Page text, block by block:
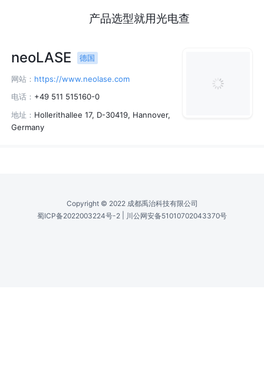
产品选型就用光电查
neoLASE 德国
网站： https://www.neolase.com
电话： +49 511 515160-0
地址： Hollerithallee 17, D-30419, Hannover,
Germany
Copyright © 2022 成都禹治科技有限公司
蜀ICP备2022003224号-2
川公网安备51010702043370号